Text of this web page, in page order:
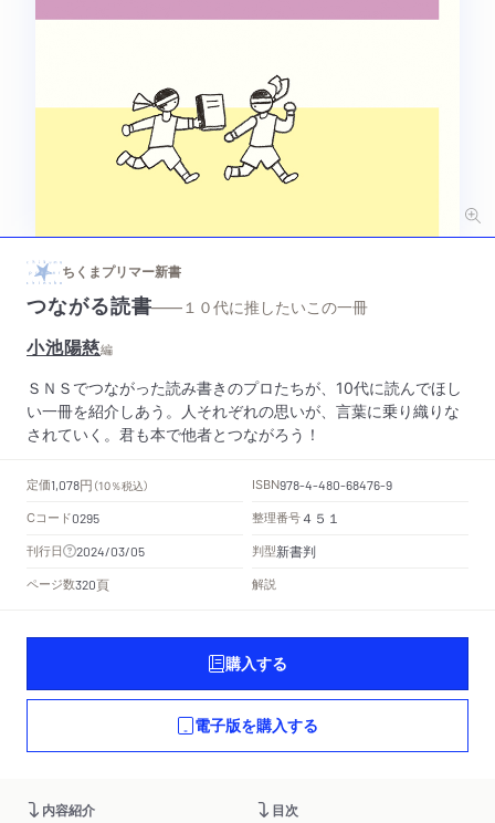
ちくまプリマー新書
つながる読書——１０代に推したいこの一冊
小池陽慈編
ＳＮＳでつながった読み書きのプロたちが、10代に読んでほし
い一冊を紹介しあう。人それぞれの思いが、言葉に乗り織りな
されていく。君も本で他者とつながろう！
定価1,078円 （10％税込） ISBN978-4-480-68476-9
Cコード0295 整理番号４５１
刊行日 2024/03/05 判型新書判
ページ数320頁 解説
購入する
電子版を購入する
内容紹介 目次